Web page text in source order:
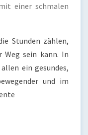
einer schmalen
Stunden zählen,
Weg sein kann. In
ein gesundes,
und im